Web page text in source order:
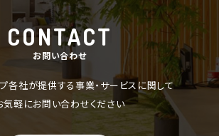
CONTACT
お問い合わせ
各社が提供する事業・サービスに関して
気軽にお問い合わせください